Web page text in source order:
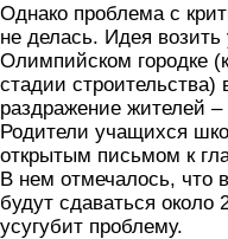
Однако проблема с
не делась. Идея
Олимпийском городке
стадии
раздражение жителей
Родители учащихся
открытым письмом к
В нем отмечалось, что
будут сдаваться
усугубит проблему.